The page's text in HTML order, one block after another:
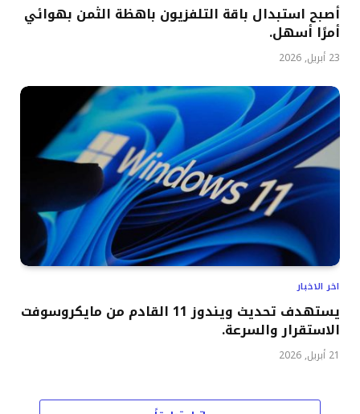
أصبح استبدال باقة التلفزيون باهظة الثمن بهوائي
أمرًا أسهل.
23 أبريل, 2026
اخر الاخبار
يستهدف تحديث ويندوز 11 القادم من مايكروسوفت
الاستقرار والسرعة.
21 أبريل, 2026